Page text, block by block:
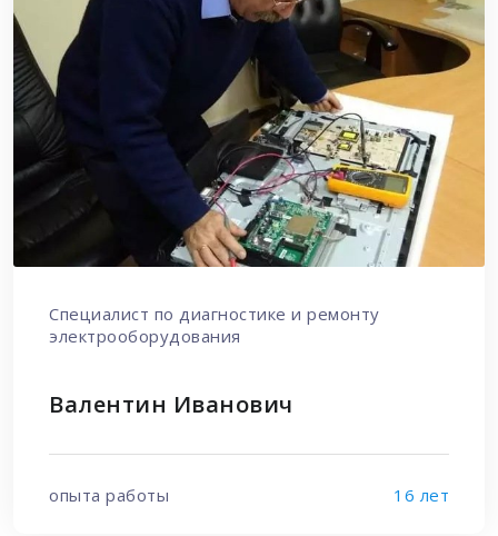
Специалист по диагностике и ремонту
электрооборудования
Валентин Иванович
опыта работы 16 лет